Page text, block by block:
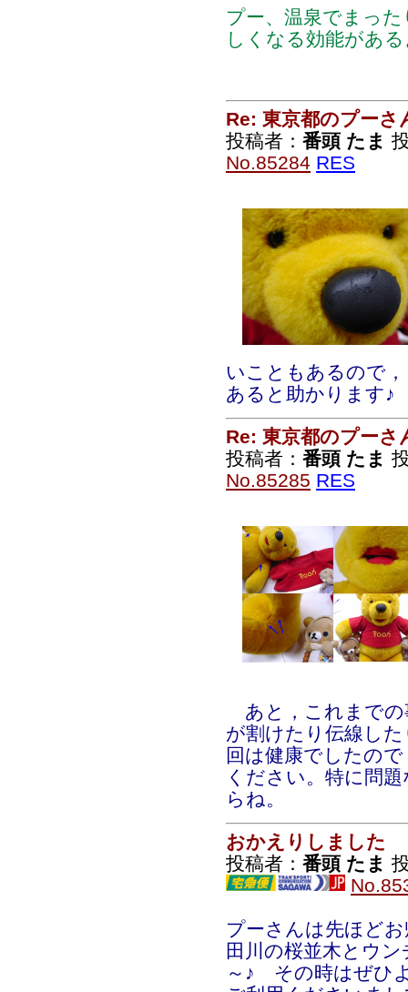
プー、温泉でまっ
しくなる効能があ
Re: 東京都のプーさ
投稿者： 番頭 たま
No.85284 RES
いこともあるので
あると助かります♪
Re: 東京都のプーさ
投稿者： 番頭 たま
No.85285 RES
あと，これまでの
が割けたり伝線し
回は健康でしたの
ください。特に問
らね。
おかえりしました
投稿者： 番頭 たま
プーさんは先ほど
田川の桜並木とウ
～♪ その時はぜひ